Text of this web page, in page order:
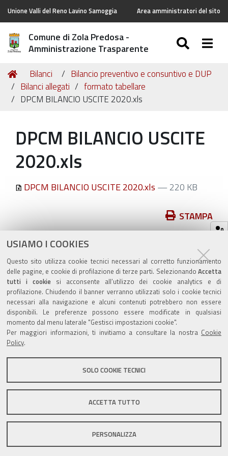
USIAMO I COOKIES
Questo sito utilizza cookie tecnici necessari al corretto funzionamento
delle pagine, e cookie di profilazione di terze parti. Selezionando Accetta
tutti i cookiesi acconsente all’utilizzo dei cookie analytics e di
profilazione. Chiudendo il banner verranno utilizzati solo i cookie tecnici
necessari alla navigazione e alcuni contenuti potrebbero non essere
disponibili. Le preferenze possono essere modificate in qualsiasi
momento dal menu laterale "Gestisci impostazioni cookie".
Per maggiori informazioni, ti invitiamo a consultare la nostra Cookie
Policy.
SOLO COOKIE TECNICI
ACCETTA TUTTO
PERSONALIZZA
Unione Valli del Reno Lavino Samoggia Area amministratori del sito
Comune di Zola Predosa -
Amministrazione Trasparente
Tu
sei
qui:
Home
Bilanci
Bilancio preventivo e consuntivo e DUP
Bilanci allegati
formato tabellare
DPCM BILANCIO USCITE 2020.xls
DPCM BILANCIO USCITE
2020.xls
DPCM BILANCIO USCITE 2020.xls — 220 KB
sul
documento
STAMPA
ultima modifica
Valuta questo sito
Sito istituzionale Comune di Zola Predosa
Privacy policy|DPO|Accessibilità